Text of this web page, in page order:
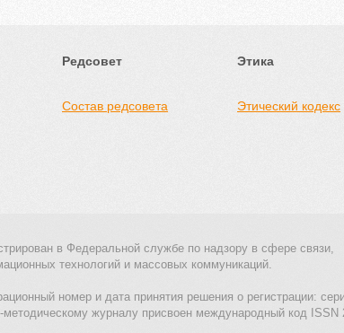
Редсовет
Состав редсовета
Этика
Этический кодекс
в Федеральной службе по надзору в сфере связи,
технологий и массовых коммуникаций.
номер и дата принятия решения о регистрации:
методическому журналу присвоен международный код ISSN